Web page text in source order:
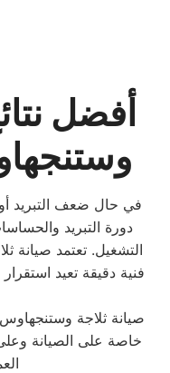
أفضل
في حال ضعف التبريد
دورة التبريد
التشغيل. تعتمد صيانة
فنية دقيقة تعيد
صيانة ثلاجة
خاصة على الصيانة